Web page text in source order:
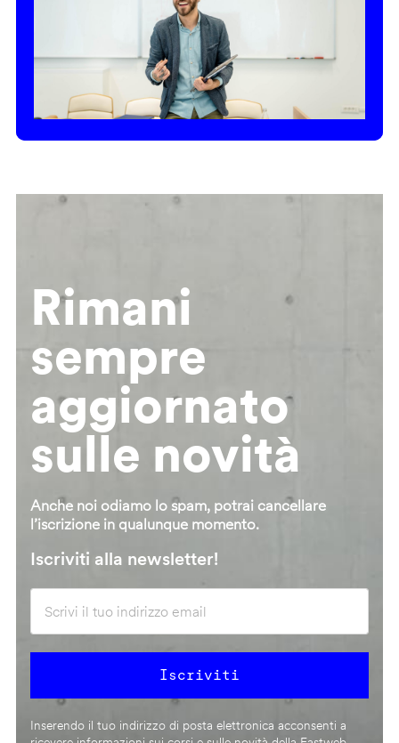
Rimani
sempre
aggiornato
sulle novità
Anche noi odiamo lo spam, potrai cancellare
l’iscrizione in qualunque momento.
Iscriviti alla newsletter!
Inserendo il tuo indirizzo di posta elettronica acconsenti a